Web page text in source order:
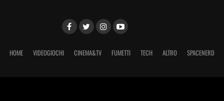
HOME VIDEOGIOCHI CINEMA&TV FUMETTI TECH ALTRO SPACENERD